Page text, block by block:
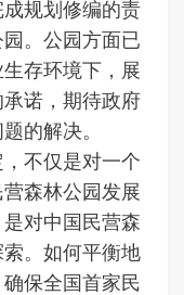
规划修编的责
。公园方面已
存环境下，展
诺，期待政府
的解决。
不仅是对一个
森林公园发展
对中国民营森
。如何平衡地
保全国首家民